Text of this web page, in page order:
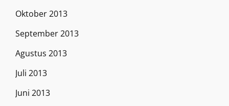
Oktober 2013
September 2013
Agustus 2013
Juli 2013
Juni 2013